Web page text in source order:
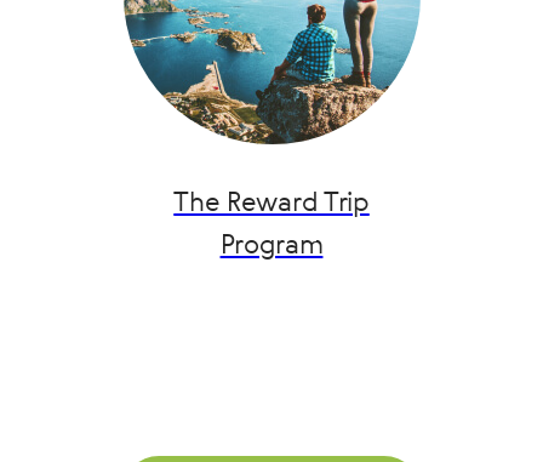
The Reward Trip
Program